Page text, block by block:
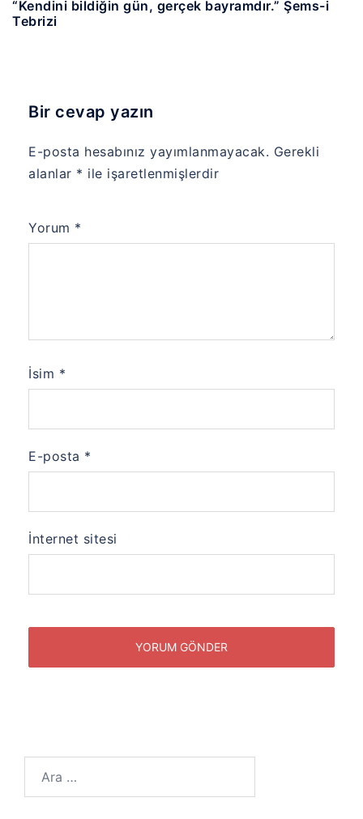
“Kendini bildiğin gün, gerçek bayramdır.” Şems-i
Tebrizi
Bir cevap yazın
E-posta hesabınız yayımlanmayacak. Gerekli
alanlar * ile işaretlenmişlerdir
Yorum *
İsim *
E-posta *
İnternet sitesi